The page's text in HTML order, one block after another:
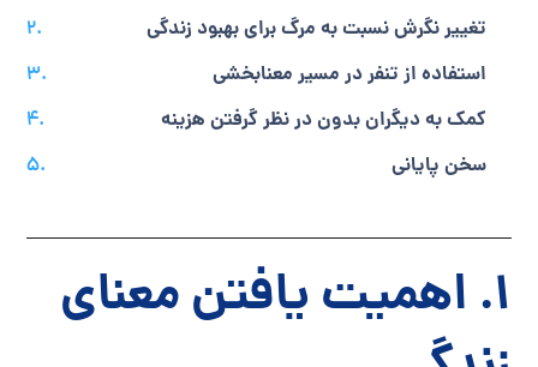
تغییر نگرش نسبت به مرگ برای بهبود زندگی
استفاده از تنفر در مسیر معنابخشی
کمک به دیگران بدون در نظر گرفتن هزینه
سخن پایانی
1. اهمیت یافتن معنای